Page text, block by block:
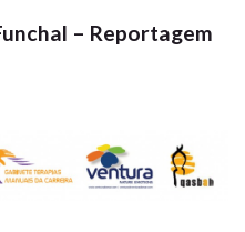
– Reportagem